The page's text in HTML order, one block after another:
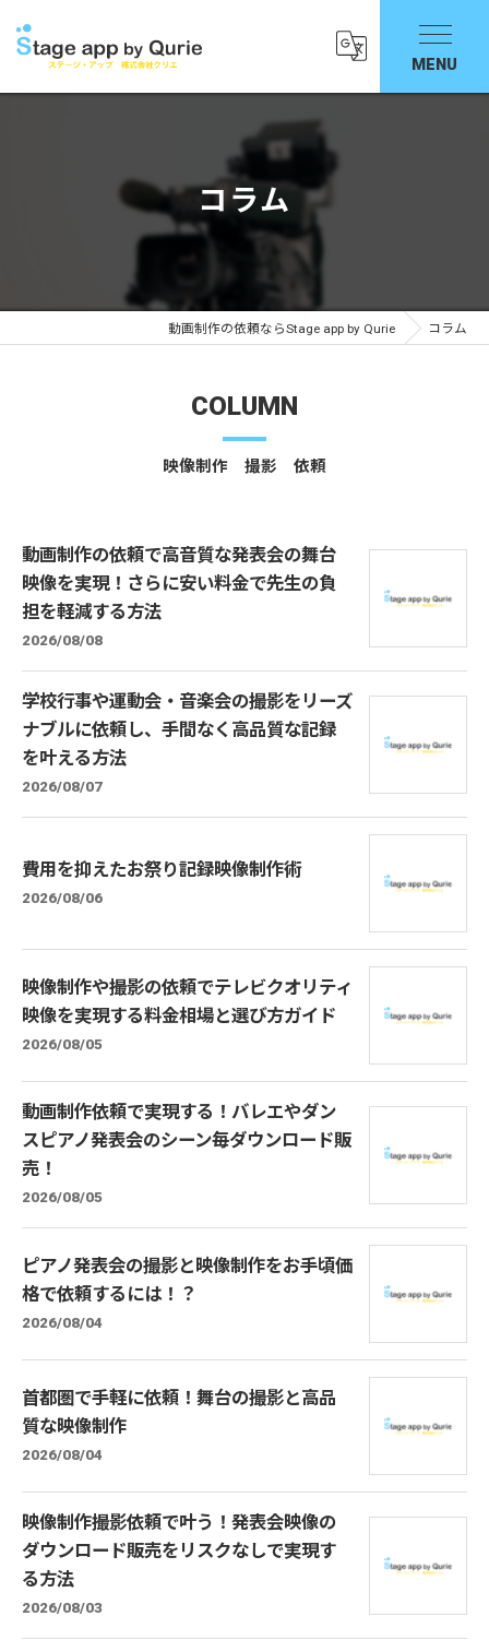
コラム
動画制作の依頼ならStage app by Qurie コラム
COLUMN
映像制作 撮影 依頼
動画制作の依頼で高音質な発表会の舞台
映像を実現！さらに安い料金で先生の負
担を軽減する方法
2026/08/08
学校行事や運動会・音楽会の撮影をリーズ
ナブルに依頼し、手間なく高品質な記録
を叶える方法
2026/08/07
費用を抑えたお祭り記録映像制作術
2026/08/06
映像制作や撮影の依頼でテレビクオリティ
映像を実現する料金相場と選び方ガイド
2026/08/05
動画制作依頼で実現する！バレエやダン
スピアノ発表会のシーン毎ダウンロード販
売！
2026/08/05
ピアノ発表会の撮影と映像制作をお手頃価
格で依頼するには！？
2026/08/04
首都圏で手軽に依頼！舞台の撮影と高品
質な映像制作
2026/08/04
映像制作撮影依頼で叶う！発表会映像の
ダウンロード販売をリスクなしで実現す
る方法
2026/08/03